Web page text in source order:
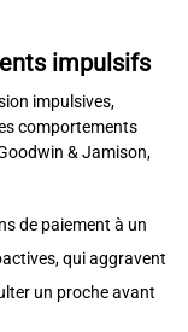
impulsifs
impulsives,
comportements
& Jamison,
de paiement à un
qui aggravent
un proche avant